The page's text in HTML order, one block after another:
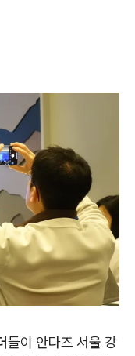
들이 안다즈 서울 강